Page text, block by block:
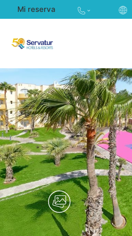
Mi reserva